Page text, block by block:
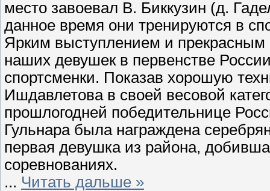
место завоевал В. Биккузин (д.
данное время они тренируются в
Ярким выступлением и
наших девушек в первенстве
спортсменки. Показав хорошую
Ишдавлетова в своей весовой
прошлогодней победительнице
Гульнара была награждена
первая девушка из района,
соревнованиях.
... Читать дальше »